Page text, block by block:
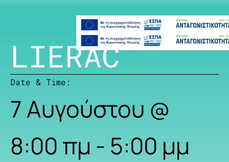
LIERAC
Date & Time:
7 Αυγούστου @
8:00 πμ - 5:00 μμ